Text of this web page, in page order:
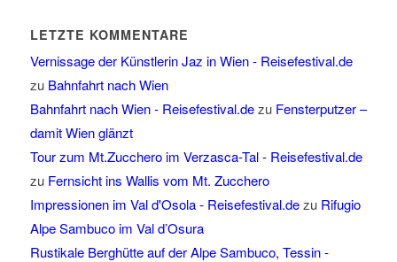
LETZTE KOMMENTARE
Vernissage der Künstlerin Jaz in Wien - Reisefestival.de
zu Bahnfahrt nach Wien
Bahnfahrt nach Wien - Reisefestival.dezu Fensterputzer –
damit Wien glänzt
Tour zum Mt.Zucchero im Verzasca-Tal - Reisefestival.de
zu Fernsicht ins Wallis vom Mt. Zucchero
Impressionen im Val d'Osola - Reisefestival.dezu Rifugio
Alpe Sambuco im Val d’Osura
Rustikale Berghütte auf der Alpe Sambuco, Tessin -